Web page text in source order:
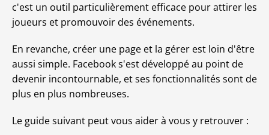
c'est un outil particulièrement efficace pour attirer les
joueurs et promouvoir des événements.
En revanche, créer une page et la gérer est loin d'être
aussi simple. Facebook s'est développé au point de
devenir incontournable, et ses fonctionnalités sont de
plus en plus nombreuses.
Le guide suivant peut vous aider à vous y retrouver :